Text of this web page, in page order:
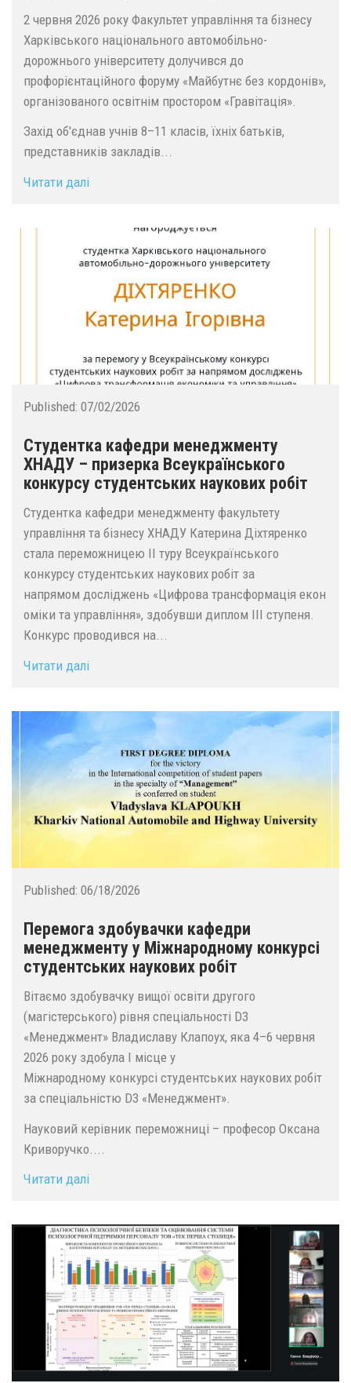
2 червня 2026 року Факультет управління та бізнесу
Харківського національного автомобільно-
дорожнього університету долучився до
профорієнтаційного форуму «Майбутнє без кордонів»,
організованого освітнім простором «Гравітація».
Захід об'єднав учнів 8–11 класів, їхніх батьків,
представників закладів...
Читати далі
Published: 07/02/2026
Студентка кафедри менеджменту
ХНАДУ – призерка Всеукраїнського
конкурсу студентських наукових робіт
Студентка кафедри менеджменту факультету
управління та бізнесу ХНАДУ Катерина Діхтяренко
стала переможницею II туру Всеукраїнського
конкурсу студентських наукових робіт за
напрямом досліджень «Цифрова трансформація екон
оміки та управління», здобувши диплом ІІІ ступеня.
Конкурс проводився на...
Читати далі
Published: 06/18/2026
Перемога здобувачки кафедри
менеджменту у Міжнародному конкурсі
студентських наукових робіт
Вітаємо здобувачку вищої освіти другого
(магістерського) рівня спеціальності D3
«Менеджмент» Владиславу Клапоух, яка 4–6 червня
2026 року здобула І місце у
Міжнародному конкурсі студентських наукових робіт
за спеціальністю D3 «Менеджмент».
Науковий керівник переможниці – професор Оксана
Криворучко....
Читати далі